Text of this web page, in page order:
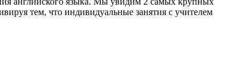
тем, что индивидуальные занятия с учителем